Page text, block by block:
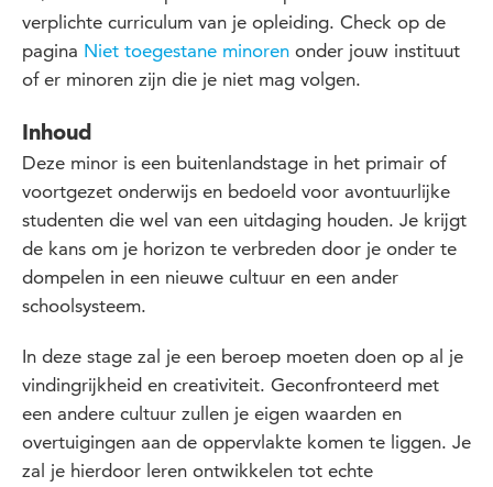
verplichte curriculum van je opleiding. Check op de
pagina Niet toegestane minoren onder jouw instituut
of er minoren zijn die je niet mag volgen.
Inhoud
Deze minor is een buitenlandstage in het primair of
voortgezet onderwijs en bedoeld voor avontuurlijke
studenten die wel van een uitdaging houden. Je krijgt
de kans om je horizon te verbreden door je onder te
dompelen in een nieuwe cultuur en een ander
schoolsysteem.
In deze stage zal je een beroep moeten doen op al je
vindingrijkheid en creativiteit. Geconfronteerd met
een andere cultuur zullen je eigen waarden en
overtuigingen aan de oppervlakte komen te liggen. Je
zal je hierdoor leren ontwikkelen tot echte